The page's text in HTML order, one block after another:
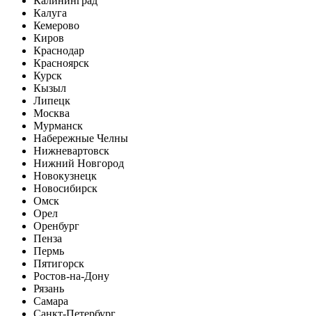
Калуга
Кемерово
Киров
Краснодар
Красноярск
Курск
Кызыл
Липецк
Москва
Мурманск
Набережные Челны
Нижневартовск
Нижний Новгород
Новокузнецк
Новосибирск
Омск
Орел
Оренбург
Пенза
Пермь
Пятигорск
Ростов-на-Дону
Рязань
Самара